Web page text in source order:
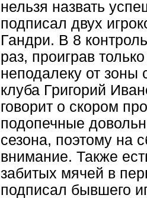
нельзя назвать
подписал двух
Гандри. В 8
раз, проиграв
неподалеку от зоны
клуба Григорий
говорит о скором
подопечные
сезона, поэтому на
внимание. Также
забитых мячей в
подписал бывшего